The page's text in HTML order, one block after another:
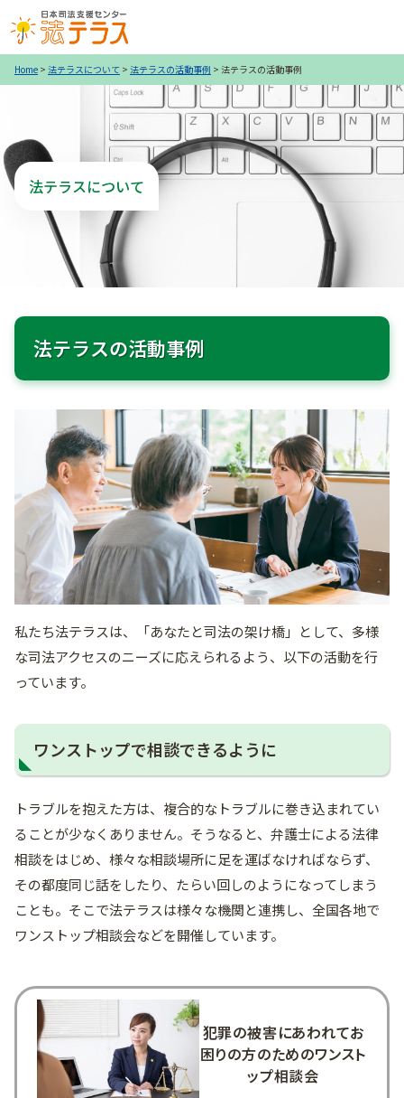
Home > 法テラスについて > 法テラスの活動事例 > 法テラスの活動事例
法テラスについて
法テラスの活動事例
私たち法テラスは、「あなたと司法の架け橋」として、多様
な司法アクセスのニーズに応えられるよう、以下の活動を行
っています。​
ワンストップで相談できるように
トラブルを抱えた方は、複合的なトラブルに巻き込まれてい
ることが少なくありません。そうなると、弁護士による法律
相談をはじめ、様々な相談場所に足を運ばなければならず、
その都度同じ話をしたり、たらい回しのようになってしまう
ことも。そこで法テラスは様々な機関と連携し、全国各地で
ワンストップ相談会などを開催しています。
犯罪の被害にあわれてお
困りの方のためのワンスト
ップ相談会